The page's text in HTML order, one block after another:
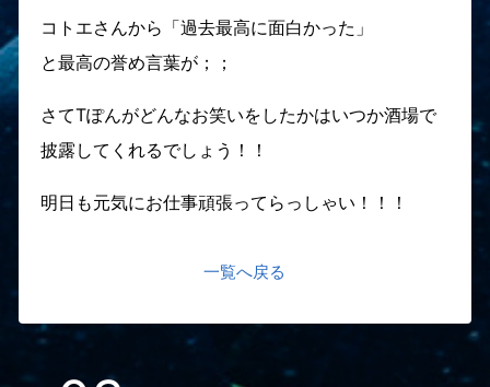
コトエさんから「過去最高に面白かった」
と最高の誉め言葉が；；
さてTぽんがどんなお笑いをしたかはいつか酒場で
披露してくれるでしょう！！
明日も元気にお仕事頑張ってらっしゃい！！！
一覧へ戻る